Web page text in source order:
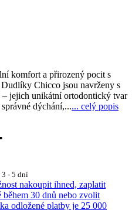
komfort a přirozený pocit s
Chicco jsou navrženy s
jejich unikátní ortodontický tvar
dýchání,...... celý popis
- 5 dní